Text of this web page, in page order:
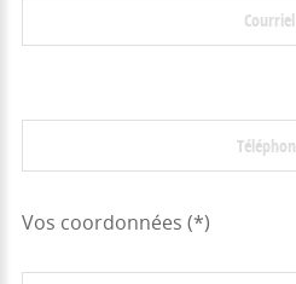
Vos coordonnées (*)